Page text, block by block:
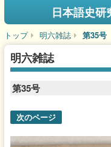
日本語史研
トップ 明六雑誌 第35号
明六雑誌
第35号
次のページ